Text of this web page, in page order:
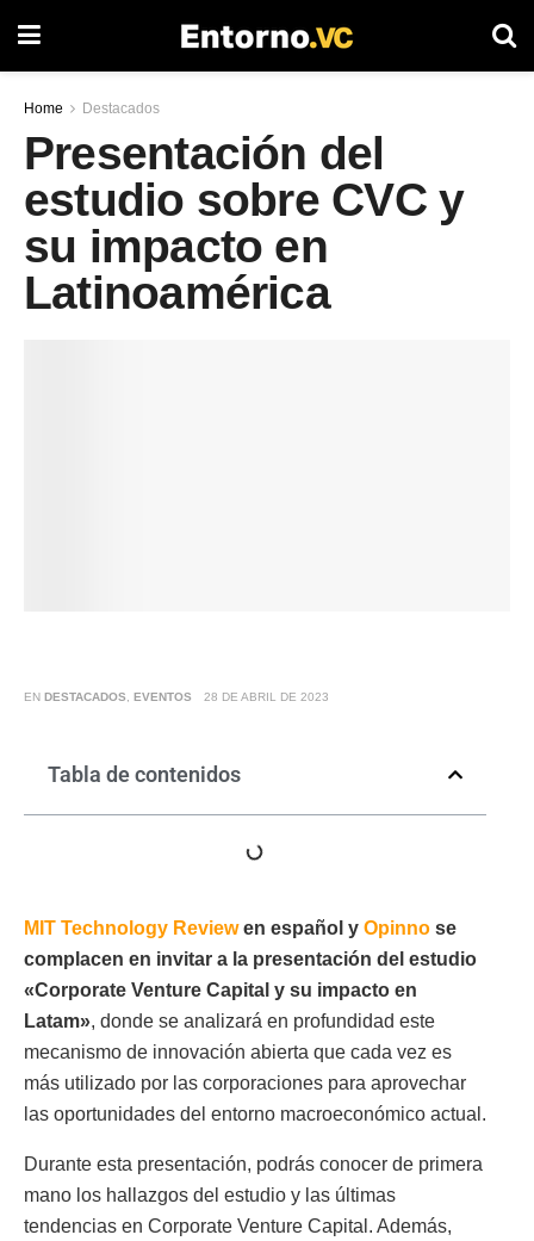
Home Destacados
Presentación del
estudio sobre CVC y
su impacto en
Latinoamérica
EN DESTACADOS, EVENTOS 28 DE ABRIL DE 2023
Tabla de contenidos
MIT Technology Reviewen español y Opinno se
complacen en invitar a la presentación del estudio
«Corporate Venture Capital y su impacto en
Latam», donde se analizará en profundidad este
mecanismo de innovación abierta que cada vez es
más utilizado por las corporaciones para aprovechar
las oportunidades del entorno macroeconómico actual.
Durante esta presentación, podrás conocer de primera
mano los hallazgos del estudio y las últimas
tendencias en Corporate Venture Capital. Además,